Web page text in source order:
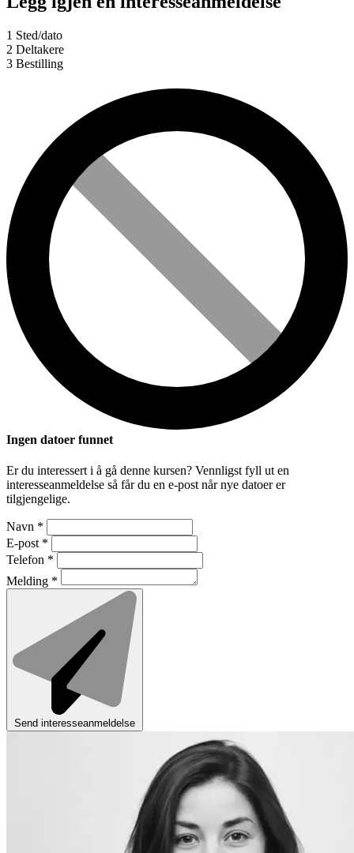
1 Sted/dato
2 Deltakere
3 Bestilling
Ingen datoer funnet
Er du interessert i å gå denne kursen? Vennligst fyll ut en
interesseanmeldelse så får du en e-post når nye datoer er
tilgjengelige.
Navn *
E-post *
Telefon *
Melding *
Send interesseanmeldelse